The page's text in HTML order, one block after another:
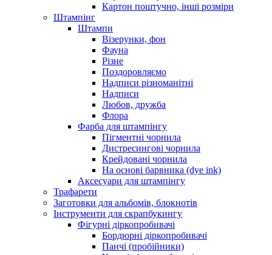
Картон поштучно, інші розміри
Штампінг
Штампи
Візерунки, фон
Фауна
Різне
Поздоровляємо
Надписи різноманітні
Надписи
Любов, дружба
Флора
Фарба для штампінгу
Пігментні чорнила
Дистресингові чорнила
Крейдовані чорнила
На основі барвника (dye ink)
Аксесуари для штампінгу
Трафарети
Заготовки для альбомів, блокнотів
Інструменти для скрапбукингу
Фігурні діркопробивачі
Бордюрні діркопробивачі
Панчі (пробійники)